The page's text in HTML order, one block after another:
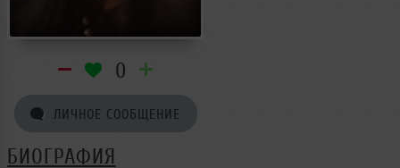
0
ЛИЧНОЕ СООБЩЕНИЕ
БИОГРАФИЯ